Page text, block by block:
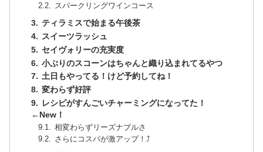
スパークリングワインコース
ティラミスで始まる午後茶
スイーツラッシュ
セイヴォリーの充実度
小ぶりのスコーンはちゃんと織り込まれてるやつ
土日もやってる！けど予約してね！
変わらず好評
レシピがすんごいチャーミングになってた！
←New！
相変わらずリーズナブルさ
さらにコスパが激アップ！⤴️